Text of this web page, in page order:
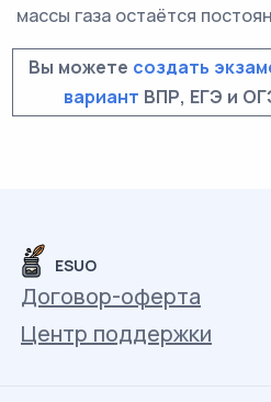
массы газа остаётся
Вы можете создать
вариант ВПР, ЕГЭ и
ESUO
Договор-оферта
Центр поддержки